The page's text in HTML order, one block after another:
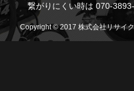
繋がりにくい時は 070-
Copyright © 2017 株式会社リサイ